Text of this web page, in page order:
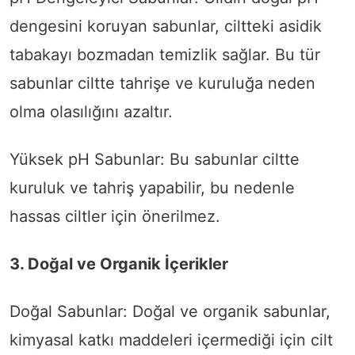
dengesini koruyan sabunlar, ciltteki asidik
tabakayı bozmadan temizlik sağlar. Bu tür
sabunlar ciltte tahrişe ve kuruluğa neden
olma olasılığını azaltır.
Yüksek pH Sabunlar: Bu sabunlar ciltte
kuruluk ve tahriş yapabilir, bu nedenle
hassas ciltler için önerilmez.
3. Doğal ve Organik İçerikler
Doğal Sabunlar: Doğal ve organik sabunlar,
kimyasal katkı maddeleri içermediği için cilt